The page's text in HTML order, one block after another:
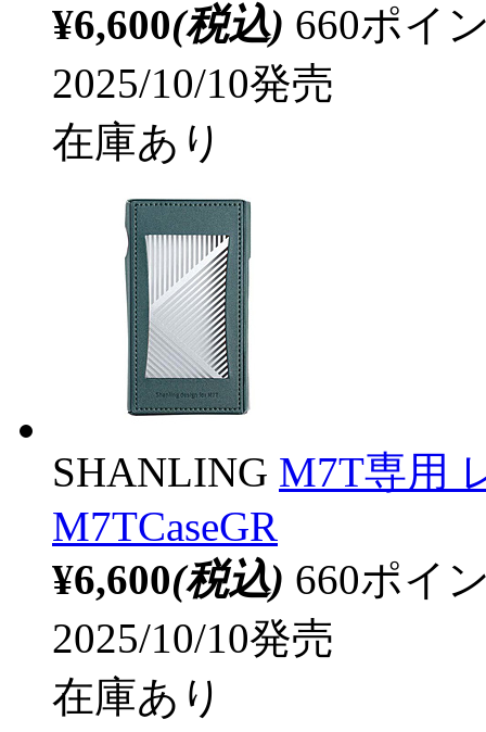
¥6,600(税込) 660ポイ
2025/10/10発売
在庫あり
SHANLING M7T専用
M7TCaseGR
¥6,600(税込) 660ポイ
2025/10/10発売
在庫あり